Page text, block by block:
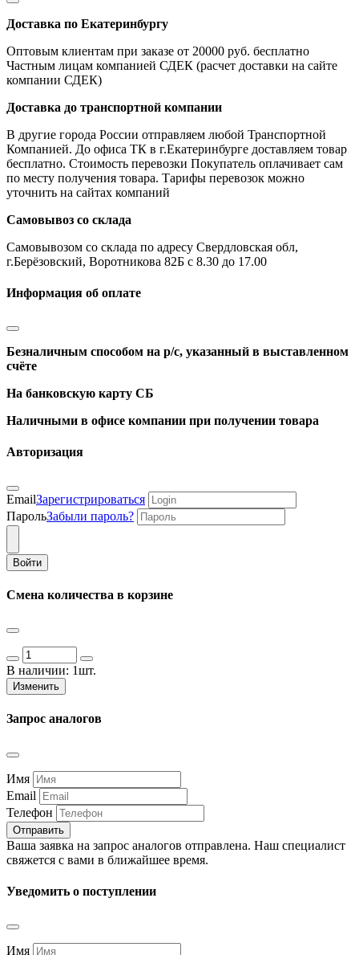
Доставка по Екатеринбургу
Оптовым клиентам при заказе от 20000 руб. бесплатно
Частным лицам компанией СДЕК (расчет доставки на сайте
компании СДЕК)
Доставка до транспортной компании
В другие города России отправляем любой Транспортной
Компанией. До офиса ТК в г.Екатеринбурге доставляем товар
бесплатно. Стоимость перевозки Покупатель оплачивает сам
по месту получения товара. Тарифы перевозок можно
уточнить на сайтах компаний
Самовывоз со склада
Самовывозом со склада по адресу Свердловская обл,
г.Берёзовский, Воротникова 82Б с 8.30 до 17.00
Информация об оплате
Безналичным способом на р/с, указанный в выставленном
счёте
На банковскую карту СБ
Наличными в офисе компании при получении товара
Авторизация
EmailЗарегистрироваться
ПарольЗабыли пароль?
Войти
Смена количества в корзине
В наличии: 1шт.
Изменить
Запрос аналогов
Имя
Email
Телефон
Отправить
Ваша заявка на запрос аналогов отправлена. Наш специалист
свяжется с вами в ближайшее время.
Уведомить о поступлении
Имя